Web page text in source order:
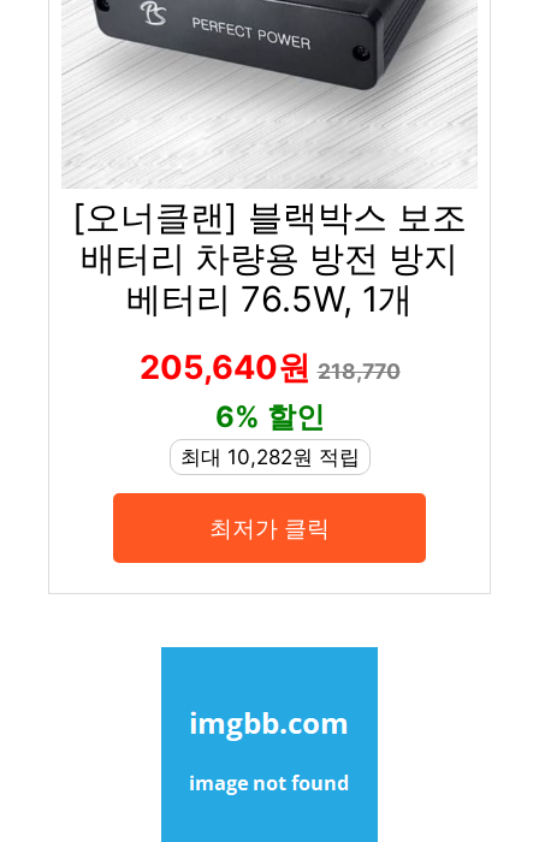
[오너클랜] 블랙박스 보조
배터리 차량용 방전 방지
베터리 76.5W, 1개
205,640원218,770
6% 할인
최대 10,282원 적립
최저가 클릭